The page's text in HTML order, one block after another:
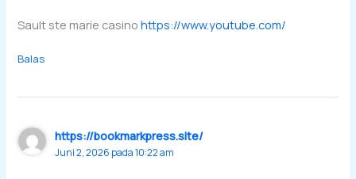
Sault ste marie casinohttps://www.youtube.com/
Balas
https://bookmarkpress.site/
Juni 2, 2026 pada 10:22 am